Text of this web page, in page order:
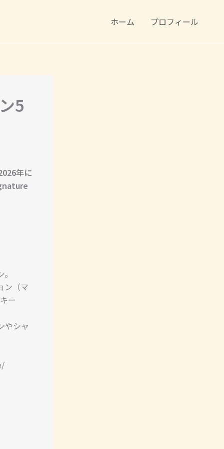
ホーム プロフィール
5
年に
ン（マ
ー
やシャ